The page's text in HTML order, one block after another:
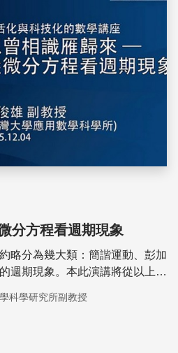
分方程看週期現象
略分為幾大類：簡諧運動、彭加
週期現象。本此演講將從以上三
夏俊雄 副教授
科學研究所副教授